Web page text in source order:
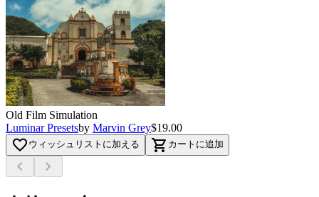
Old Film Simulation
Luminar Presetsby Marvin Grey$19.00
favorite_border ウィッシュリストに加える shopping_cart カートに追加
chevron_left chevron_right